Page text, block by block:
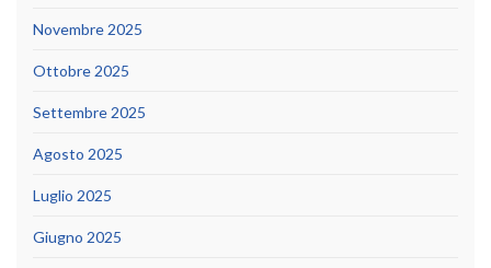
Novembre 2025
Ottobre 2025
Settembre 2025
Agosto 2025
Luglio 2025
Giugno 2025